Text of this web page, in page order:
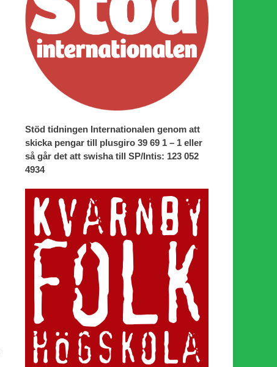
Stöd tidningen Internationalen genom att
skicka pengar till plusgiro 39 69 1 – 1 eller
så går det att swisha till SP/Intis: 123 052
4934